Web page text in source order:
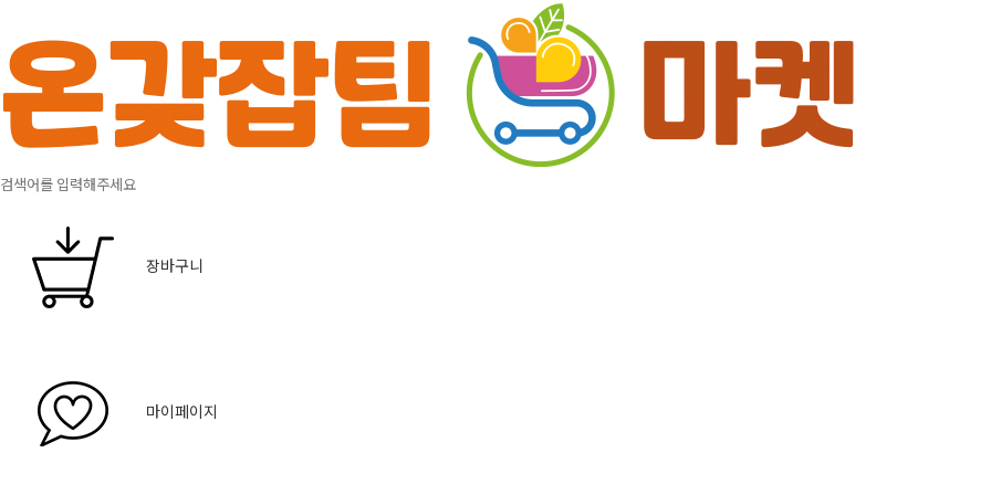
장바구니
마이페이지